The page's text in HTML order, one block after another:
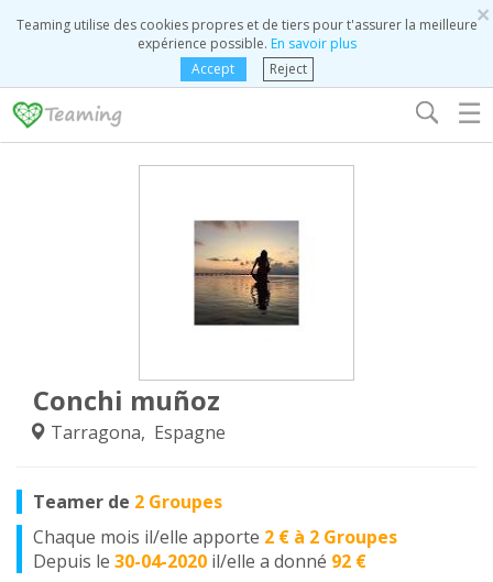
×
Teaming utilise des cookies propres et de tiers pour t'assurer la meilleure
expérience possible. En savoir plus
Accept
Reject
☰
Conchi muñoz
Tarragona, Espagne
Teamer de 2 Groupes
Chaque mois il/elle apporte 2 € à 2 Groupes
Depuis le 30-04-2020 il/elle a donné 92 €